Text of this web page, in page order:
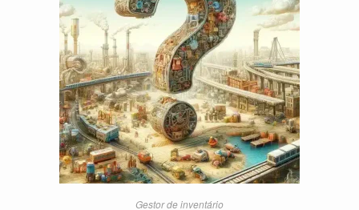
Gestor de inventário